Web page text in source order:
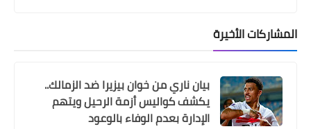
أمم أفريقيا
في كأس أمم أفريقيا 2025 والقنوات
الناقلة
المشاركات الأخيرة
بيان ناري من خوان بيزيرا ضد الزمالك..
يكشف كواليس أزمة الرحيل ويتهم
الإدارة بعدم الوفاء بالوعود